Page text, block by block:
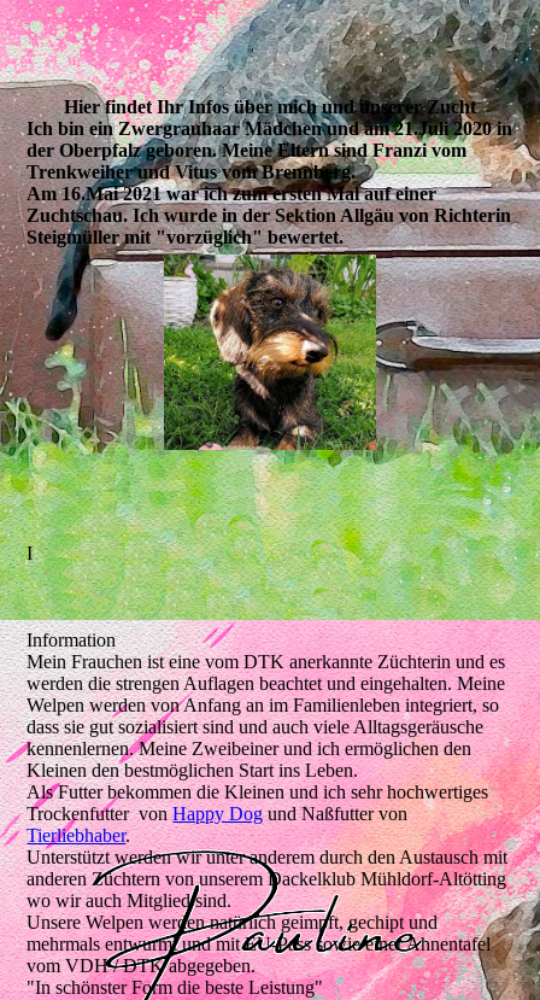
Hier findet Ihr Infos über mich und unserer Zucht
Ich bin ein Zwergrauhaar Mädchen und am 21.Juli 2020 in
der Oberpfalz geboren. Meine Eltern sind Franzi vom
Trenkweiher und Vitus vom Brennberg.
Am 16.Mai 2021 war ich zum ersten Mal auf einer
Zuchtschau. Ich wurde in der Sektion Allgäu von Richterin
Steigmüller mit "vorzüglich" bewertet.
I
Information
Mein Frauchen ist eine vom DTK anerkannte Züchterin und es
werden die strengen Auflagen beachtet und eingehalten. Meine
Welpen werden von Anfang an im Familienleben integriert, so
dass sie gut sozialisiert sind und auch viele Alltagsgeräusche
kennenlernen. Meine Zweibeiner und ich ermöglichen den
Kleinen den bestmöglichen Start ins Leben.
Als Futter bekommen die Kleinen und ich sehr hochwertiges
Trockenfutter vonHappy Dogund Naßfutter von
Tierliebhaber.
Unterstützt werden wir unter anderem durch den Austausch mit
anderen Züchtern von unserem Dackelklub Mühldorf-Altötting
wo wir auch Mitglied sind.
Unsere Welpen werden natürlich geimpft, gechipt und
mehrmals entwurmt und mit EU-Pass sowie einer Ahnentafel
vom VDH / DTK abgegeben.
"In schönster Form die beste Leistung"